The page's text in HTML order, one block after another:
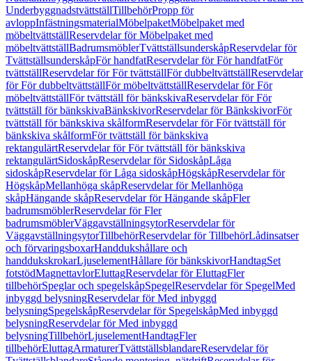
UnderbyggnadstvättställTillbehörPropp för
avloppInfästningsmaterialMöbelpaketMöbelpaket med
möbeltvättställReservdelar för Möbelpaket med
möbeltvättställBadrumsmöblerTvättställsunderskåpReservdelar för
TvättställsunderskåpFör handfatReservdelar för För handfatFör
tvättställReservdelar för För tvättställFör dubbeltvättställReservdelar
för För dubbeltvättställFör möbeltvättställReservdelar för För
möbeltvättställFör tvättställ för bänkskivaReservdelar för För
tvättställ för bänkskivaBänkskivorReservdelar för BänkskivorFör
tvättställ för bänkskiva skålformReservdelar för För tvättställ för
bänkskiva skålformFör tvättställ för bänkskiva
rektangulärtReservdelar för För tvättställ för bänkskiva
rektangulärtSidoskåpReservdelar för SidoskåpLåga
sidoskåpReservdelar för Låga sidoskåpHögskåpReservdelar för
HögskåpMellanhöga skåpReservdelar för Mellanhöga
skåpHängande skåpReservdelar för Hängande skåpFler
badrumsmöblerReservdelar för Fler
badrumsmöblerVäggavställningsytorReservdelar för
VäggavställningsytorTillbehörReservdelar för TillbehörLådinsatser
och förvaringsboxarHanddukshållare och
handdukskrokarLjuselementHållare för bänkskivorHandtagSet
fotstödMagnettavlorEluttagReservdelar för EluttagFler
tillbehörSpeglar och spegelskåpSpegelReservdelar för SpegelMed
inbyggd belysningReservdelar för Med inbyggd
belysningSpegelskåpReservdelar för SpegelskåpMed inbyggd
belysningReservdelar för Med inbyggd
belysningTillbehörLjuselementHandtagFler
tillbehörEluttagArmaturerTvättställsblandareReservdelar för